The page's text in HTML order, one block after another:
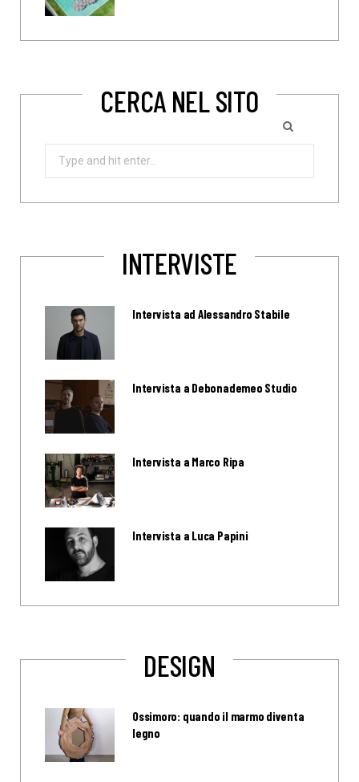
CERCA NEL SITO
Search
INTERVISTE
Intervista ad Alessandro Stabile
Intervista a Debonademeo Studio
Intervista a Marco Ripa
Intervista a Luca Papini
DESIGN
Ossimoro: quando il marmo diventa
legno